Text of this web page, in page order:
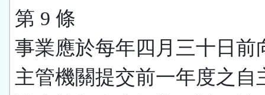
第 9 條
事業應於每年四月三十日前
主管機關提交前一年度之自